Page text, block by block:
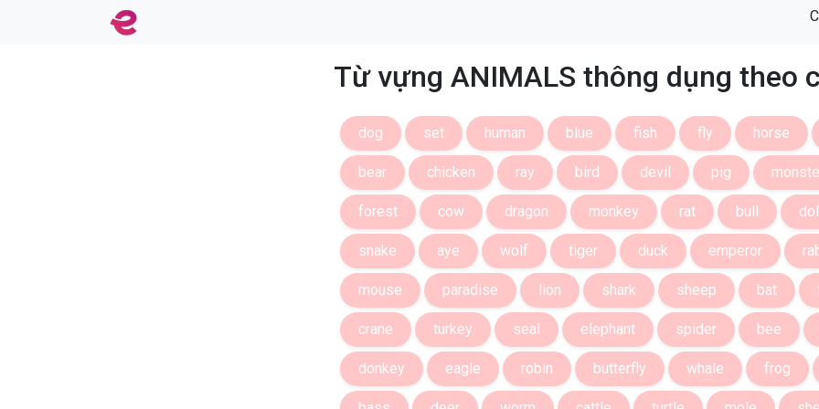
Từ vựng ANIMALS thông dụng theo
dog set human blue fish fly horse
bear chicken ray bird devil pig
forest cow dragon monkey rat bull
snake aye wolf tiger duck emperor
mouse paradise lion shark sheep bat
crane turkey seal elephant spider bee
donkey eagle robin butterfly whale frog